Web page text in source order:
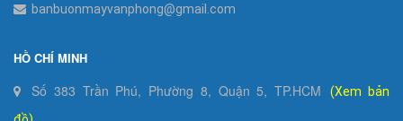
banbuonmayvanphong@gmail.com
HỒ CHÍ MINH
Số 383 Trần Phú, Phường 8, Quận 5, TP.HCM
(Xem bản